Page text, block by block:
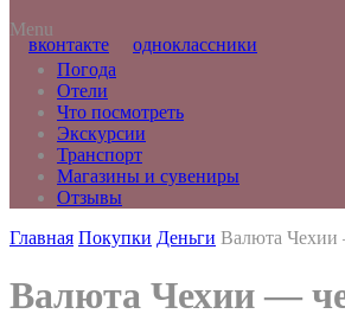
Menu
Погода
Отели
Что посмотреть
Экскурсии
Транспорт
Магазины и сувениры
Отзывы
Главная Покупки Деньги Валюта Чехии
Валюта Чехии —